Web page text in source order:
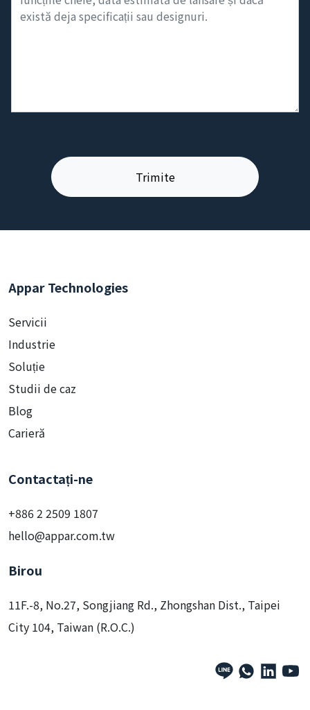
Appar Technologies
Servicii
Industrie
Soluție
Studii de caz
Blog
Carieră
Contactați-ne
+886 2 2509 1807
hello@appar.com.tw
Birou
11F.-8, No.27, Songjiang Rd., Zhongshan Dist., Taipei
City 104, Taiwan (R.O.C.)